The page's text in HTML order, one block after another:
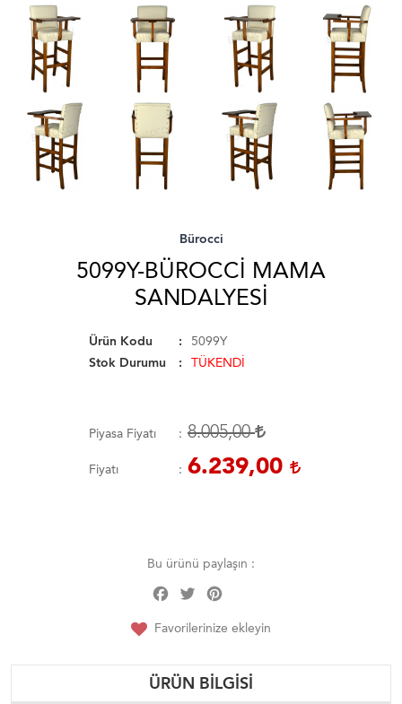
Bürocci
5099Y-BÜROCCI MAMA
SANDALYESI
Ürün Kodu
5099Y
Stok Durumu
TÜKENDİ
Piyasa Fiyatı 8.005,00
Fiyatı 6.239,00
Bu ürünü paylaşın :
Facebook
Twitter
Favorilerinize ekleyin
ÜRÜN BILGISI